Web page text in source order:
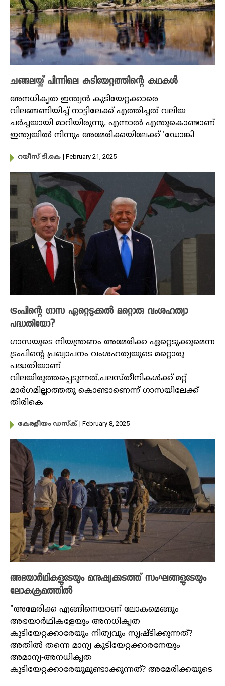
ചങ്ങലയ്ക്ക് പിന്നിലെ കുടിയേറ്റത്തിന്റെ കഥകൾ
അനധികൃത ഇന്ത്യൻ കുടിയേറ്റക്കാരെ
വിലങ്ങണിയിച്ച്‌ നാട്ടിലേക്ക് എത്തിച്ചത് വലിയ
ചർച്ചയായി മാറിയിരുന്നു. എന്നാൽ എന്തുകൊണ്ടാണ്
ഇന്ത്യയിൽ നിന്നും അമേരിക്കയിലേക്ക് 'ഡോങ്കി
റയീസ് ടി.കെ | February 21, 2025
ട്രംപിന്റെ ഗാസ ഏറ്റെടുക്കൽ മറ്റൊരു വംശഹത്യാ
പദ്ധതിയോ?
ഗാസയുടെ നിയന്ത്രണം അമേരിക്ക ഏറ്റെടുക്കുമെന്ന
ട്രംപിന്റെ പ്രഖ്യാപനം വംശഹത്യയുടെ മറ്റൊരു
പദ്ധതിയാണ്
വിലയിരുത്തപ്പെടുന്നത്.പലസ്തീനികൾക്ക് മറ്റ്
മാർഗമില്ലാത്തതു കൊണ്ടാണെന്ന് ​ഗാസയിലേക്ക്
തിരികെ
കേരളീയം ഡസ്ക് | February 8, 2025
അഭയാർഥികളുടേയും മനുഷ്യക്കടത്ത് സംഘങ്ങളുടേയും
ലോകക്രമത്തിൽ
"അമേരിക്ക എങ്ങിനെയാണ് ലോകമെങ്ങും
അഭയാർഥികളേയും അനധികൃത
കുടിയേറ്റക്കാരേയും നിത്യവും സൃഷ്ടിക്കുന്നത്?
അതിൽ തന്നെ മാന്യ കുടിയേറ്റക്കാരനേയും
അമാന്യ-അനധികൃത
കുടിയേറ്റക്കാരേയുമുണ്ടാക്കുന്നത്? അമേരിക്കയുടെ